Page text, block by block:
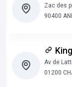
Zac des
90400
Av de
01200